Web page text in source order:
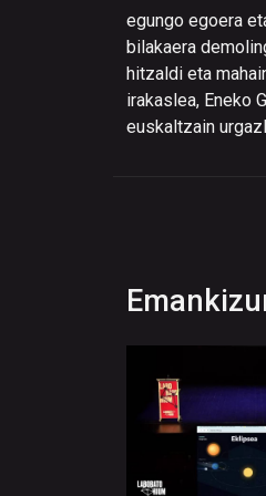
egungo egoera
bilakaera
hitzaldi eta
irakaslea, Eneko
euskaltzain